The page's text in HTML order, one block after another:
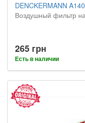
DENCKERMANN
Воздушный фильтр
265 грн
Есть в наличии